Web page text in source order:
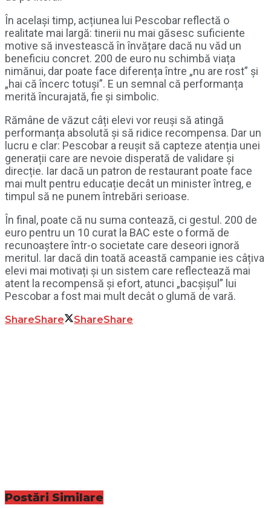
În același timp, acțiunea lui Pescobar reflectă o
realitate mai largă: tinerii nu mai găsesc suficiente
motive să investească în învățare dacă nu văd un
beneficiu concret. 200 de euro nu schimbă viața
nimănui, dar poate face diferența între „nu are rost” și
„hai că încerc totuși”. E un semnal că performanța
merită încurajată, fie și simbolic.
Rămâne de văzut câți elevi vor reuși să atingă
performanța absolută și să ridice recompensa. Dar un
lucru e clar: Pescobar a reușit să capteze atenția unei
generații care are nevoie disperată de validare și
direcție. Iar dacă un patron de restaurant poate face
mai mult pentru educație decât un minister întreg, e
timpul să ne punem întrebări serioase.
În final, poate că nu suma contează, ci gestul. 200 de
euro pentru un 10 curat la BAC este o formă de
recunoaștere într-o societate care deseori ignoră
meritul. Iar dacă din toată această campanie ies câțiva
elevi mai motivați și un sistem care reflectează mai
atent la recompensă și efort, atunci „bacșișul” lui
Pescobar a fost mai mult decât o glumă de vară.
ShareShare ShareShare
Postări Similare